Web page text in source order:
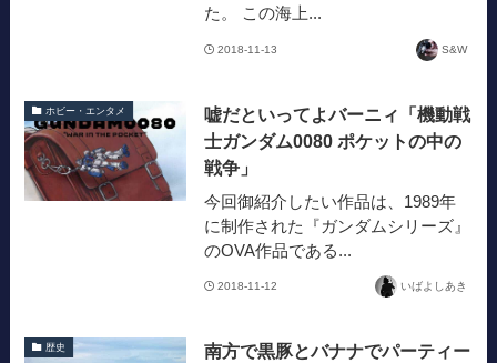
た。 この海上...
2018-11-13 S&W
ホビー・エンタメ
嘘だといってよバーニィ「機動戦
士ガンダム0080 ポケットの中の
戦争」
今回御紹介したい作品は、1989年
に制作された『ガンダムシリーズ』
のOVA作品である...
2018-11-12 いばよしあき
歴史 南方で黒豚とバナナでパーティー